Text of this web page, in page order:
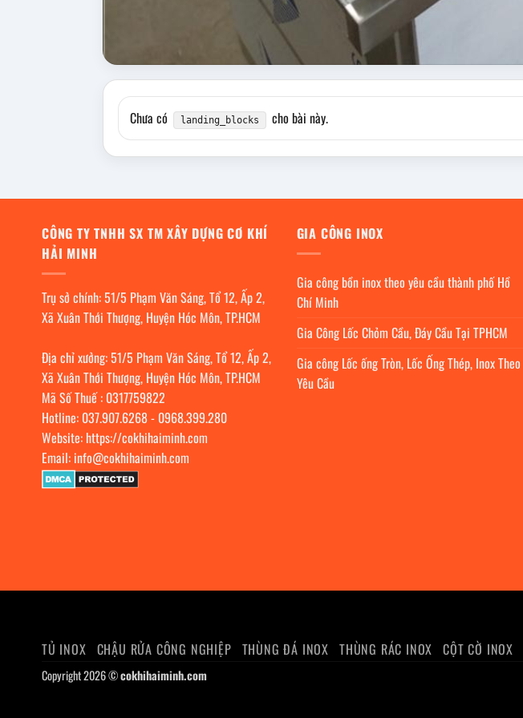
Chưa có landing_blocks cho bài này.
CÔNG TY TNHH SX TM XÂY DỰNG CƠ KHÍ
HẢI MINH
Trụ sở chính: 51/5 Phạm Văn Sáng, Tổ 12, Ấp 2,
Xã Xuân Thới Thượng, Huyện Hóc Môn, TP.HCM
Địa chỉ xưởng: 51/5 Phạm Văn Sáng, Tổ 12, Ấp 2,
Xã Xuân Thới Thượng, Huyện Hóc Môn, TP.HCM
Mã Số Thuế : 0317759822
Hotline: 037.907.6268- 0968.399.280
Website: https://cokhihaiminh.com
Email: info@cokhihaiminh.com
GIA CÔNG INOX
Gia công bồn inox theo yêu cầu thành phố Hồ
Chí Minh
Gia Công Lốc Chỏm Cầu, Đáy Cầu Tại TPHCM
Gia công Lốc ống Tròn, Lốc Ống Thép, Inox Theo
Yêu Cầu
TỦ INOX CHẬU RỬA CÔNG NGHIỆP THÙNG ĐÁ INOX THÙNG RÁC INOX CỘT CỜ INOX
Copyright 2026 ©cokhihaiminh.com